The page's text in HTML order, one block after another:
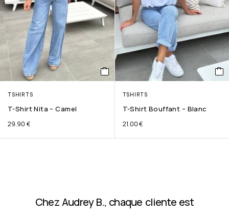
TSHIRTS
T-Shirt Nita – Camel
29.90 €
TSHIRTS
T-Shirt Bouffant – Blanc
21.00€
Chez Audrey B., chaque cliente est